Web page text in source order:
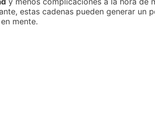
estas cadenas pueden generar un
mente.